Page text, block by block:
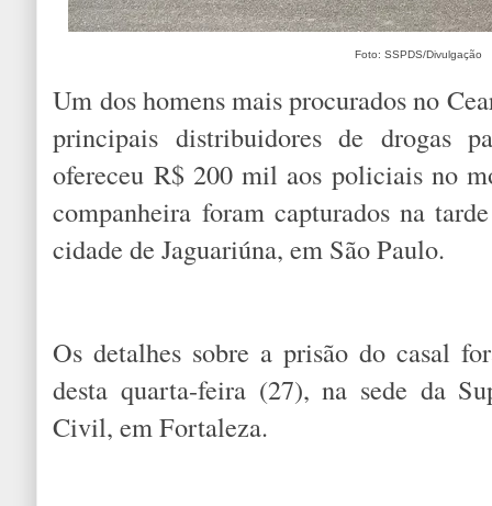
Foto: SSPDS/Divulgação
Um dos homens mais procurados no
principais distribuidores de drogas
ofereceu R$ 200 mil aos policiais no
companheira foram capturados na
cidade de Jaguariúna, em São Paulo.
Os detalhes sobre a prisão do casal
desta quarta-feira (27), na sede da
Civil, em Fortaleza.